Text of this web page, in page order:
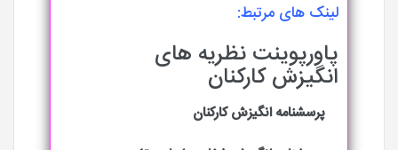
لینک های مرتبط:
پاورپوینت نظریه های
انگیزش کارکنان
پرسشنامه انگیزش کارکنان